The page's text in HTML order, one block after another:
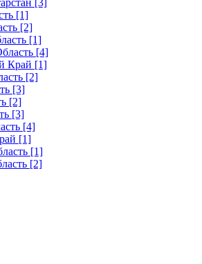
[3]
[1]
[2]
[1]
[4]
Край [1]
[2]
[3]
[2]
[3]
[4]
[1]
[1]
[2]